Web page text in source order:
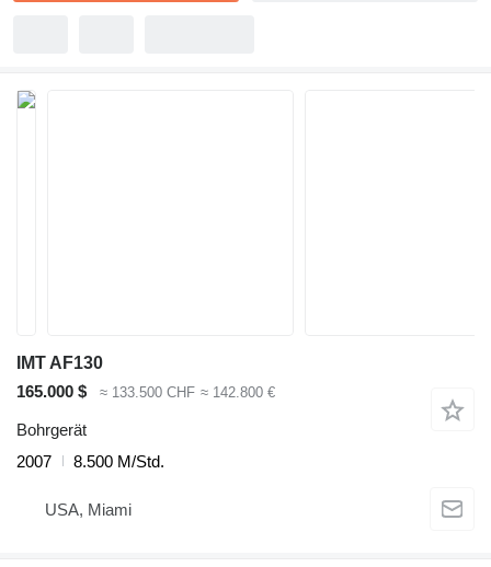
IMT AF130
165.000 $
≈ 133.500 CHF ≈ 142.800 €
Bohrgerät
2007
8.500 M/Std.
USA, Miami